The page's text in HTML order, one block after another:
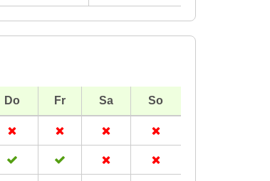
Do Fr Sa So